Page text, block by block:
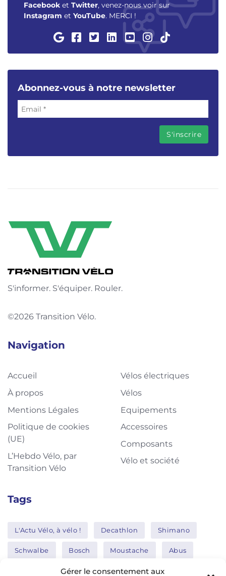
Gérer le consentement aux
Facebook et Twitter, venez-nous voir sur
Instagram et YouTube. MERCI !
Abonnez-vous à notre newsletter
S'informer. S'équiper. Rouler.
©2026 Transition Vélo.
Navigation
Accueil
À propos
Mentions Légales
Politique de cookies
(UE)
L’Hebdo Vélo, par
Transition Vélo
Vélos électriques
Vélos
Equipements
Accessoires
Composants
Vélo et société
Tags
L'Actu Vélo, à vélo ! Decathlon Shimano
Schwalbe Bosch Moustache Abus
Thule Nakamura